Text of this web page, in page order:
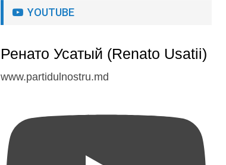
YOUTUBE
Ренато Усатый (Renato Usatii)
www.partidulnostru.md